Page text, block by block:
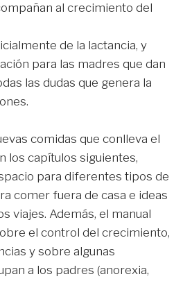
al crecimiento del
de la lactancia, y
para las madres que dan
las dudas que genera la
comidas que conlleva el
los capítulos siguientes,
para diferentes tipos de
comer fuera de casa e ideas
viajes. Además, el manual
el control del crecimiento,
y sobre algunas
a los padres (anorexia,